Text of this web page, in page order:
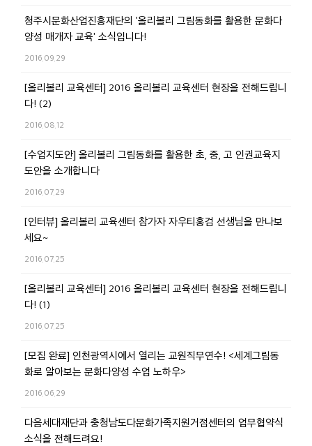
청주시문화산업진흥재단의 '올리볼리 그림동화를 활용한 문화다
양성 매개자 교육' 소식입니다!
2016.09.29
[올리볼리 교육센터] 2016 올리볼리 교육센터 현장을 전해드립니
다! (2)
2016.08.12
[수업지도안] 올리볼리 그림동화를 활용한 초, 중, 고 인권교육지
도안을 소개합니다
2016.07.29
[인터뷰] 올리볼리 교육센터 참가자 자우티홍검 선생님을 만나보
세요~
2016.07.25
[올리볼리 교육센터] 2016 올리볼리 교육센터 현장을 전해드립니
다! (1)
2016.07.25
[모집 완료] 인천광역시에서 열리는 교원직무연수! <세계그림동
화로 알아보는 문화다양성 수업 노하우>
2016.06.29
다음세대재단과 충청남도다문화가족지원거점센터의 업무협약식
소식을 전해드려요!